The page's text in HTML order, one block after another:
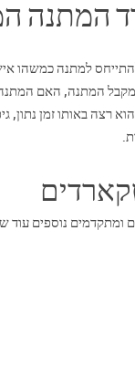
המתנה
למתנה כמשהו
המתנה, האם
רצה באותו זמן
ומתקדמים נוספים עוד